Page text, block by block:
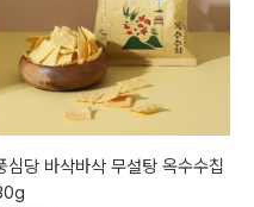
심당 바삭바삭 무설탕 옥수수칩